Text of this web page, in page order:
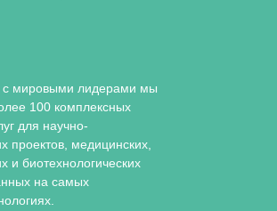
носоглотки,
с помощью
цепной реакции
транскрипцией в
реального времени
полимеразной
реакции в реальном
с обратной
(RT-qPCR).
с мировыми лидерами мы
100 комплексных
для научно-
проектов, медицинских,
и биотехнологических
на самых